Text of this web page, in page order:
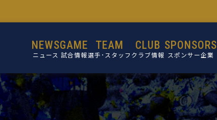
NEWS
ニュース
GAME
試合情報
TEAM
選手･スタッフ
選手
スタッフ
CLUB
クラブ情報
設立目的
活動理念
SPONSORS
スポンサー企業
スポンサー
パートナー